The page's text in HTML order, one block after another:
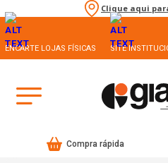
Clique aqui
ENCARTE LOJAS FÍSICAS SITE
Compra rápida